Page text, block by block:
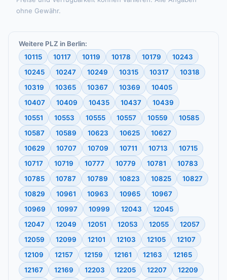
ohne Gewähr.
Weitere PLZ in Berlin:
10115
10117 10119 10178 10179
10243
10245
10247 10249 10315 10317
10318
10319
10365 10367 10369
10405
10407
10409 10435 10437
10439
10551
10553 10555 10557 10559
10585
10587
10589 10623 10625
10627
10629
10707 10709 10711 10713
10715
10717
10719 10777 10779 10781
10783
10785
10787 10789 10823 10825
10827
10829
10961 10963 10965
10967
10969
10997 10999 12043
12045
12047
12049 12051 12053 12055
12057
12059
12099 12101 12103 12105
12107
12109
12157 12159 12161 12163
12165
12167
12169 12203 12205 12207
12209